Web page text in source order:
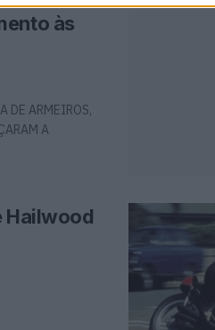
às
DE ARMEIROS,
A
Hailwood